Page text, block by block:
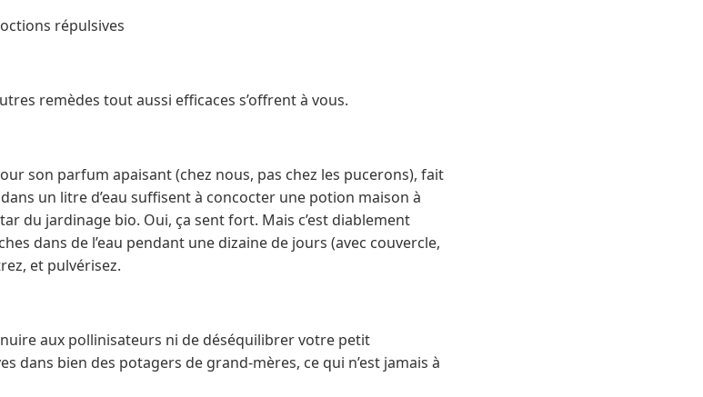
répulsives
remèdes tout aussi efficaces s’offrent à vous.
son parfum apaisant (chez nous, pas chez les pucerons), fait
un litre d’eau suffisent à concocter une potion maison à
du jardinage bio. Oui, ça sent fort. Mais c’est diablement
dans de l’eau pendant une dizaine de jours (avec couvercle,
et pulvérisez.
nuire aux pollinisateurs ni de déséquilibrer votre petit
dans bien des potagers de grand-mères, ce qui n’est jamais à